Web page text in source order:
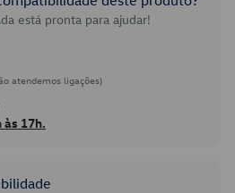
está pronta para ajudar!
atendemos ligações)
às 17h.